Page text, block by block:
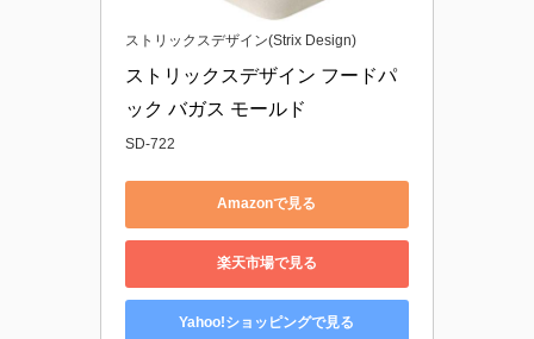
ストリックスデザイン(Strix Design)
ストリックスデザイン フードパ
ック バガス モールド
SD-722
Amazonで見る
楽天市場で見る
Yahoo!ショッピングで見る